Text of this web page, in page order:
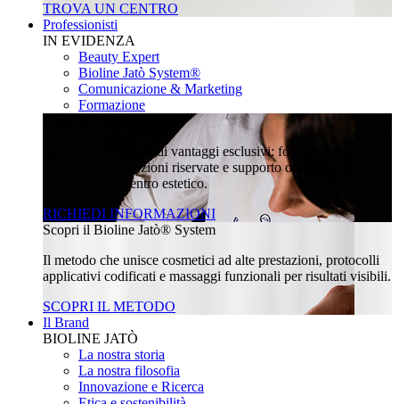
TROVA UN CENTRO
Professionisti
IN EVIDENZA
Beauty Expert
Bioline Jatò System®
Comunicazione & Marketing
Formazione
Accedi a un mondo di vantaggi esclusivi: formazione
certificata, promozioni riservate e supporto dedicato per far
crescere il tuo centro estetico.
RICHIEDI INFORMAZIONI
Scopri il Bioline Jatò® System
Il metodo che unisce cosmetici ad alte prestazioni, protocolli
applicativi codificati e massaggi funzionali per risultati visibili.
SCOPRI IL METODO
Il Brand
BIOLINE JATÒ
La nostra storia
La nostra filosofia
Innovazione e Ricerca